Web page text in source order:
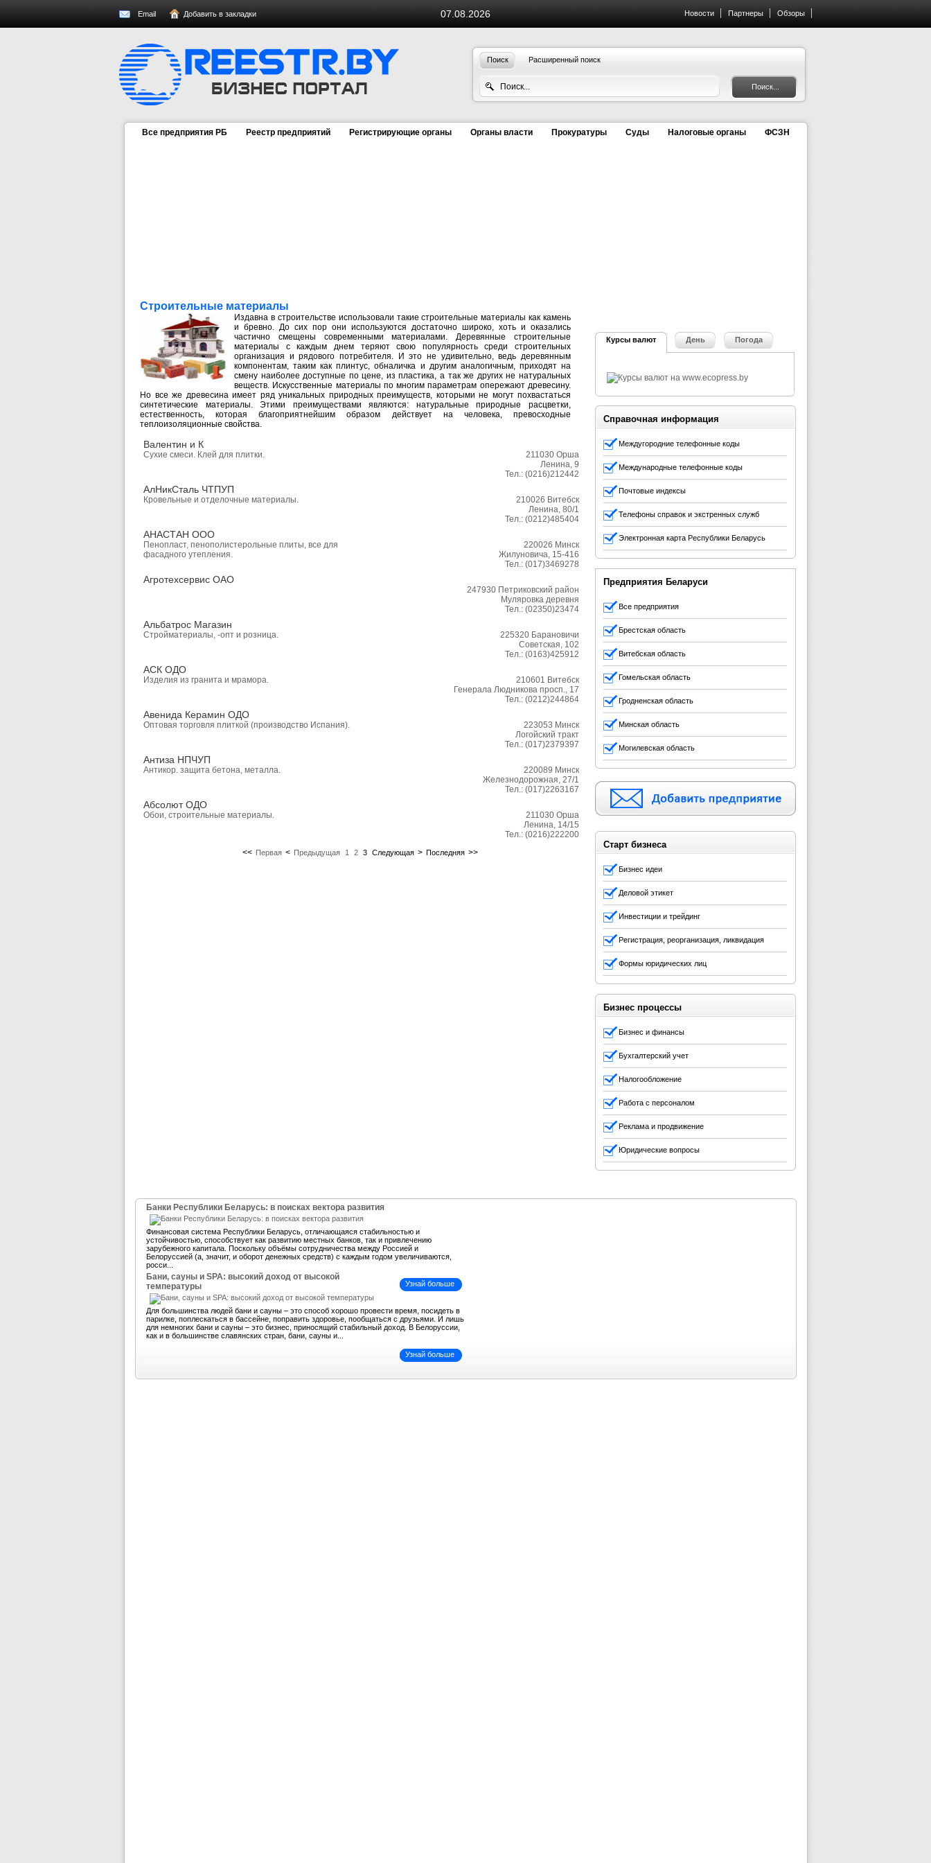
07.08.2026
Email Добавить в закладки Новости Партнеры Обзоры
Поиск Расширенный поиск
Все предприятия РБ Реестр предприятий Регистрирующие органы Органы власти Прокуратуры Суды Налоговые органы ФСЗН
Строительные материалы
Издавна в строительстве использовали такие строительные материалы как камень
и бревно. До сих пор они используются достаточно широко, хоть и оказались
частично смещены современными материалами. Деревянные строительные
материалы с каждым днем теряют свою популярность среди строительных
организация и рядового потребителя. И это не удивительно, ведь деревянным
компонентам, таким как плинтус, обналичка и другим аналогичным, приходят на
смену наиболее доступные по цене, из пластика, а так же других не натуральных
веществ. Искусственные материалы по многим параметрам опережают древесину.
Но все же древесина имеет ряд уникальных природных преимуществ, которыми не могут похвастаться
синтетические материалы. Этими преимуществами являются: натуральные природные расцветки,
естественность, которая благоприятнейшим образом действует на человека, превосходные
теплоизоляционные свойства.
Валентин и К
Сухие смеси. Клей для плитки. 211030 Орша
Ленина, 9
Тел.: (0216)212442
АлНикСталь ЧТПУП
Кровельные и отделочные материалы. 210026 Витебск
Ленина, 80/1
Тел.: (0212)485404
АНАСТАН ООО
Пенопласт, пенополистерольные плиты, все для
фасадного утепления.
220026 Минск
Жилуновича, 15-416
Тел.: (017)3469278
Агротехсервис ОАО
247930 Петриковский район
Муляровка деревня
Тел.: (02350)23474
Альбатрос Магазин
Стройматериалы, -опт и розница. 225320 Барановичи
Советская, 102
Тел.: (0163)425912
АСК ОДО
Изделия из гранита и мрамора. 210601 Витебск
Генерала Людникова просп., 17
Тел.: (0212)244864
Авенида Керамин ОДО
Оптовая торговля плиткой (производство Испания). 223053 Минск
Логойский тракт
Тел.: (017)2379397
Антиза НПЧУП
Антикор. защита бетона, металла. 220089 Минск
Железнодорожная, 27/1
Тел.: (017)2263167
Абсолют ОДО
Обои, строительные материалы. 211030 Орша
Ленина, 14/15
Тел.: (0216)222200
<< Первая < Предыдущая 1 2 3 Следующая > Последняя >>
Курсы валют День Погода
Справочная информация
Междугородние телефонные коды
Международные телефонные коды
Почтовые индексы
Телефоны справок и экстренных служб
Электронная карта Республики Беларусь
Предприятия Беларуси
Все предприятия
Брестская область
Витебская область
Гомельская область
Гродненская область
Минская область
Могилевская область
Старт бизнеса
Бизнес идеи
Деловой этикет
Инвестиции и трейдинг
Регистрация, реорганизация, ликвидация
Формы юридических лиц
Бизнес процессы
Бизнес и финансы
Бухгалтерский учет
Налогообложение
Работа с персоналом
Реклама и продвижение
Юридические вопросы
Банки Республики Беларусь: в поисках вектора развития
Финансовая система Республики Беларусь, отличающаяся стабильностью и
устойчивостью, способствует как развитию местных банков, так и привлечению
зарубежного капитала. Поскольку объёмы сотрудничества между Россией и
Белоруссией (а, значит, и оборот денежных средств) с каждым годом увеличиваются,
росси...
Узнай больше
Бани, сауны и SPA: высокий доход от высокой
температуры
Для большинства людей бани и сауны – это способ хорошо провести время, посидеть в
парилке, поплескаться в бассейне, поправить здоровье, пообщаться с друзьями. И лишь
для немногих бани и сауны – это бизнес, приносящий стабильный доход. В Белоруссии,
как и в большинстве славянских стран, бани, сауны и...
Узнай больше